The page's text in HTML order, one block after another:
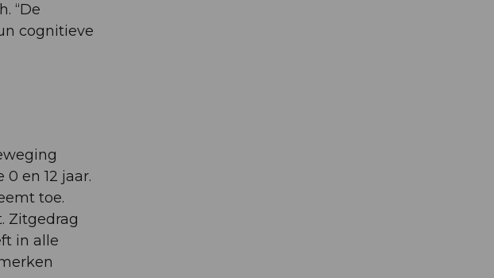
“De
cognitieve
en 12 jaar.
toe.
Zitgedrag
in alle